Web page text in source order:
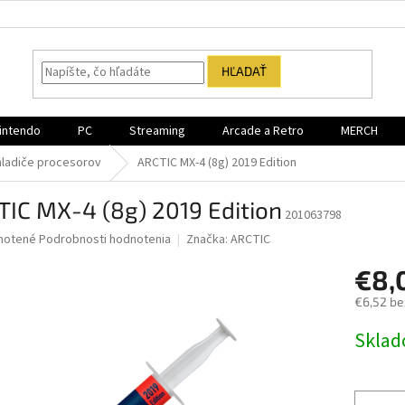
HĽADAŤ
PC Streaming Arcade a Retro MERCH
procesorov ARCTIC MX-4 (8g) 2019 Edition
MX-4 (8g) 2019 Edition 201063798
Podrobnosti hodnotenia Značka: ARCTIC
€6,52
cena: